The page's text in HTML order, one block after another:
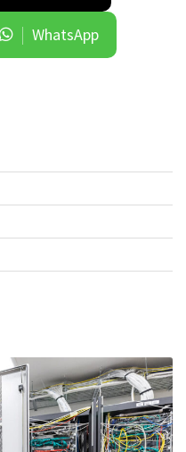
WhatsApp